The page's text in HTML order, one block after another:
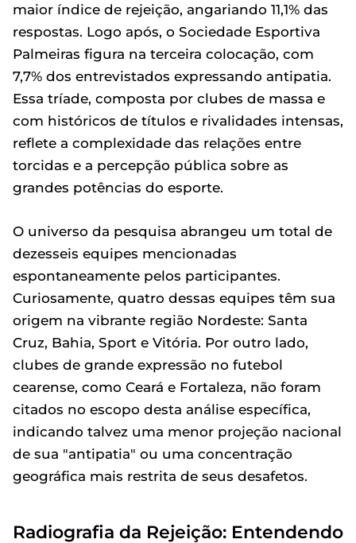
maior índice de rejeição, angariando 11,1% das
respostas. Logo após, o Sociedade Esportiva
Palmeiras figura na terceira colocação, com
7,7% dos entrevistados expressando antipatia.
Essa tríade, composta por clubes de massa e
com históricos de títulos e rivalidades intensas,
reflete a complexidade das relações entre
torcidas e a percepção pública sobre as
grandes potências do esporte.
O universo da pesquisa abrangeu um total de
dezesseis equipes mencionadas
espontaneamente pelos participantes.
Curiosamente, quatro dessas equipes têm sua
origem na vibrante região Nordeste: Santa
Cruz, Bahia, Sport e Vitória. Por outro lado,
clubes de grande expressão no futebol
cearense, como Ceará e Fortaleza, não foram
citados no escopo desta análise específica,
indicando talvez uma menor projeção nacional
de sua "antipatia" ou uma concentração
geográfica mais restrita de seus desafetos.
Radiografia da Rejeição: Entendendo